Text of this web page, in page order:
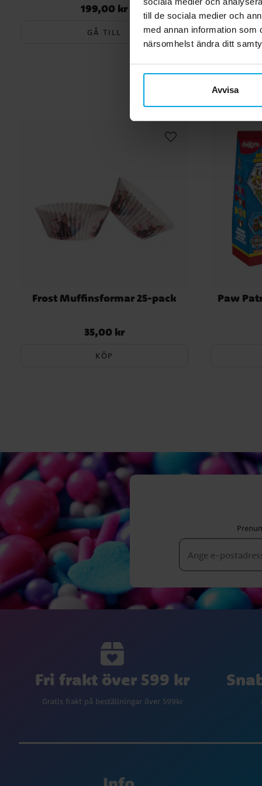
till de sociala medier och
med annan information som
närsomhelst ändra ditt
Avvisa
Pris:199,00 kr
199,00 kr
GÅ TILL
Frost Muffinsformar 25-pack
Pris:35,00 kr
35,00 kr
KÖP
Paw
Fri frakt över 599 kr
Gratis frakt på beställningar över 599kr